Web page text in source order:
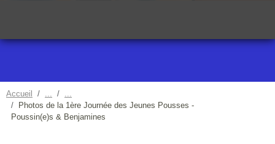
Accueil
Photos de la 1ère Journée des Jeunes Pousses -
Poussin(e)s & Benjamines